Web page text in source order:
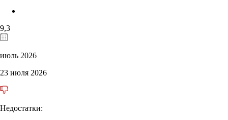
9,3
июль 2026
23 июля 2026
Недостатки: